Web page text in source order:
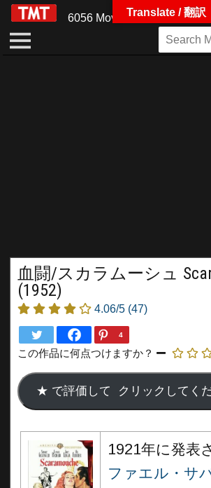
6056 Movies
血闘/スカラムーシュ
(1952)
4.06/5 (47)
4
この作品に何点つけますか？
1921年に発表
ファエル・サ
Translate / 翻訳